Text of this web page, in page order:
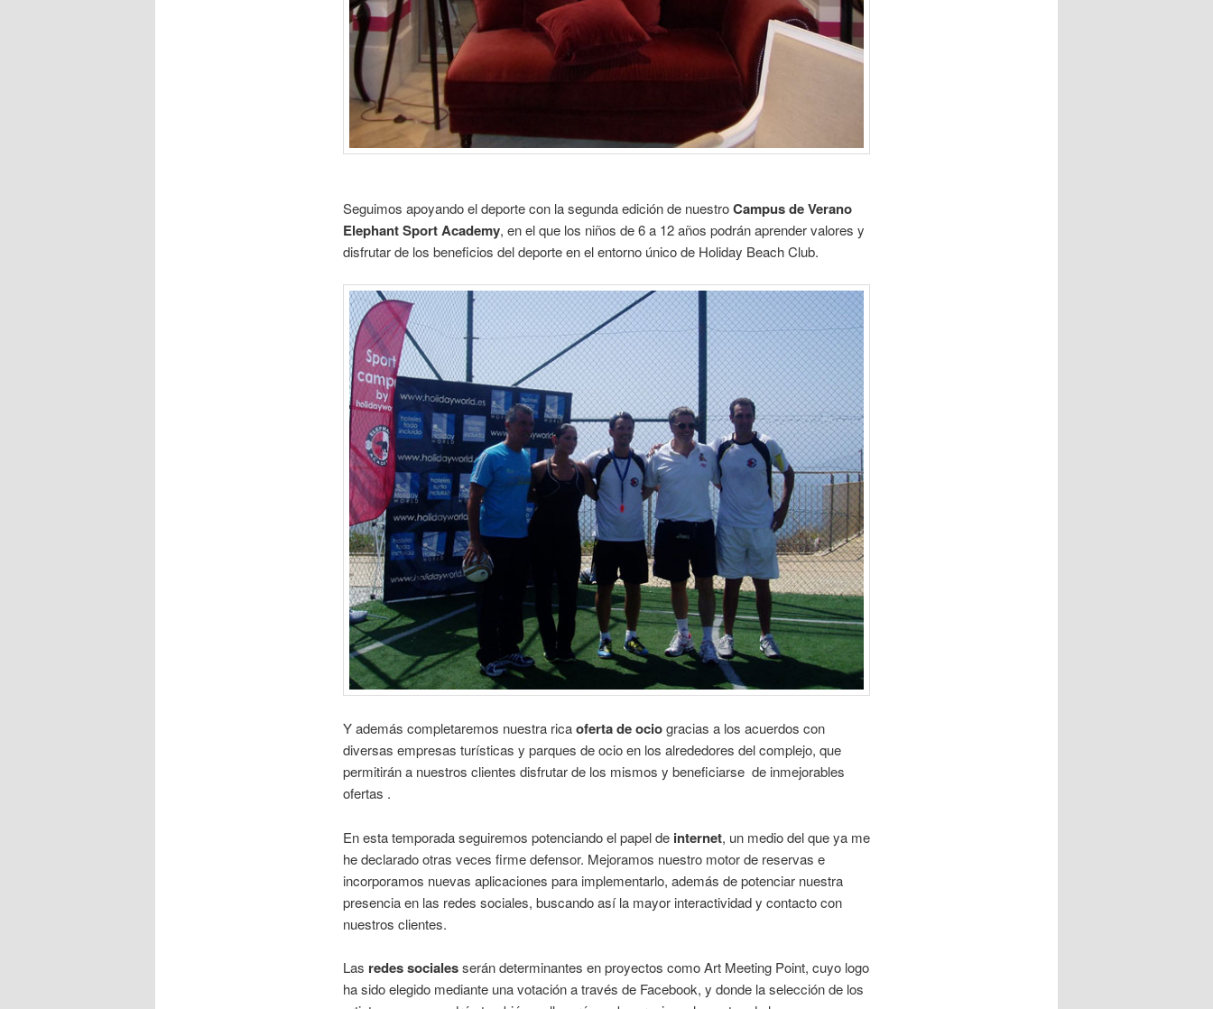
Seguimos apoyando el deporte con la segunda edición de nuestroCampus de Verano
Elephant Sport Academy, en el que los niños de 6 a 12 años podrán aprender valores y
disfrutar de los beneficios del deporte en el entorno único de Holiday Beach Club.
Y además completaremos nuestra ricaoferta de ociogracias a los acuerdos con
diversas empresas turísticas y parques de ocio en los alrededores del complejo, que
permitirán a nuestros clientes disfrutar de los mismos y beneficiarse de inmejorables
ofertas .
En esta temporada seguiremos potenciando el papel de internet, un medio del que ya me
he declarado otras veces firme defensor. Mejoramos nuestro motor de reservas e
incorporamos nuevas aplicaciones para implementarlo, además de potenciar nuestra
presencia en las redes sociales, buscando así la mayor interactividad y contacto con
nuestros clientes.
Las redes socialesserán determinantes en proyectos como Art Meeting Point, cuyo logo
ha sido elegido mediante una votación a través de Facebook, y donde la selección de los